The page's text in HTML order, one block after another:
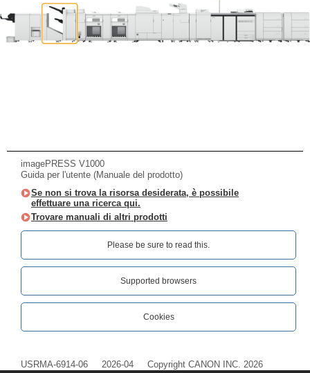
imagePRESS V1000
Guida per l'utente (Manuale del prodotto)
Se non si trova la risorsa desiderata, è possibile
effettuare una ricerca qui.
Trovare manuali di altri prodotti
Please be sure to read this.‎
Supported browsers
Cookies
USRMA-6914-06 2026-04 Copyright CANON INC. 2026